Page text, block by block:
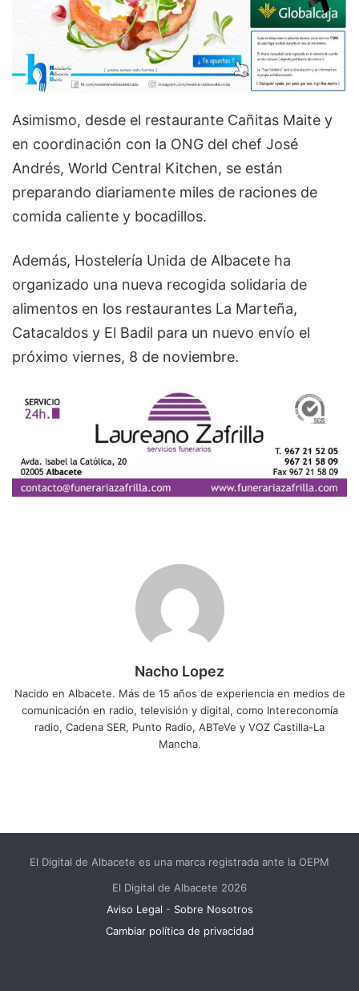
Asimismo, desde el restaurante Cañitas Maite y
en coordinación con la ONG del chef José
Andrés, World Central Kitchen, se están
preparando diariamente miles de raciones de
comida caliente y bocadillos.
Además, Hostelería Unida de Albacete ha
organizado una nueva recogida solidaria de
alimentos en los restaurantes La Marteña,
Catacaldos y El Badil para un nuevo envío el
próximo viernes, 8 de noviembre.
Nacho Lopez
Nacido en Albacete. Más de 15 años de experiencia en medios de
comunicación en radio, televisión y digital, como Intereconomía
radio, Cadena SER, Punto Radio, ABTeVe y VOZ Castilla-La
Mancha.
El Digital de Albacete es una marca registrada ante la OEPM
El Digital de Albacete 2026
Aviso Legal - Sobre Nosotros
Cambiar política de privacidad